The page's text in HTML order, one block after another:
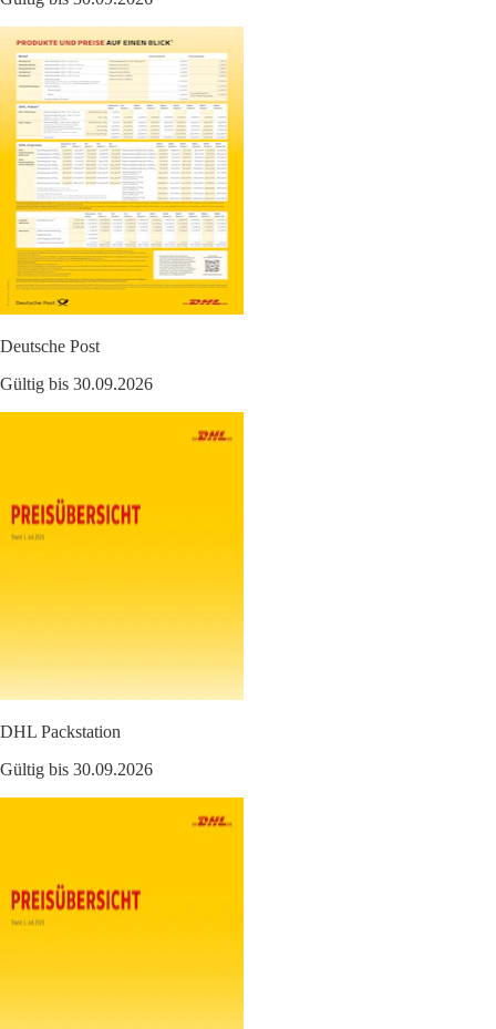
Deutsche Post
Gültig bis 30.09.2026
DHL Packstation
Gültig bis 30.09.2026